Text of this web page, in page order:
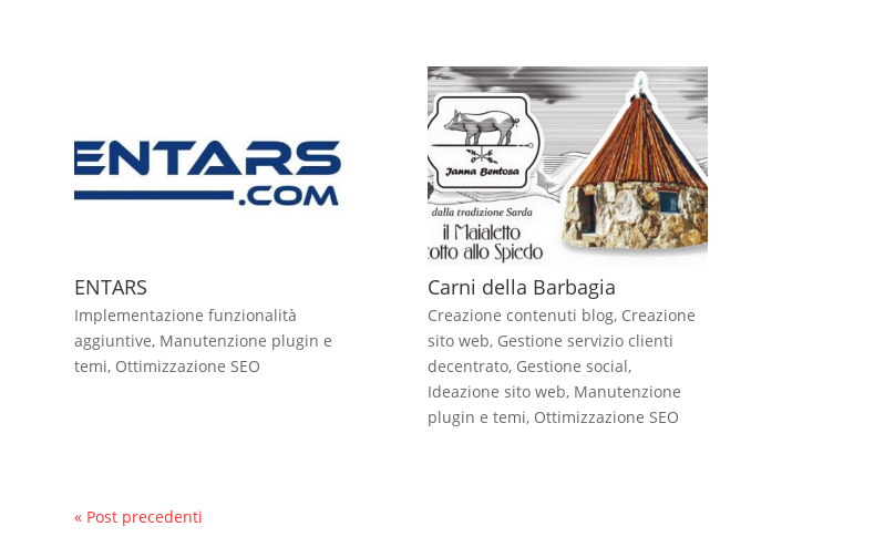
ENTARS
Implementazione funzionalità
aggiuntive, Manutenzione plugin e
temi, Ottimizzazione SEO
Carni della Barbagia
Creazione contenuti blog, Creazione
sito web, Gestione servizio clienti
decentrato, Gestione social,
Ideazione sito web, Manutenzione
plugin e temi, Ottimizzazione SEO
« Post precedenti